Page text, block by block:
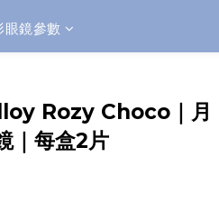
眼鏡參數
Rozy Choco｜月
｜每盒2片